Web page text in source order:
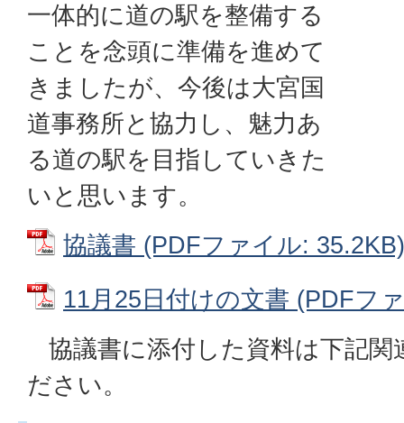
一体的に道の駅を整備する
ことを念頭に準備を進めて
きましたが、今後は大宮国
道事務所と協力し、魅力あ
る道の駅を目指していきた
いと思います。
協議書 (PDFファイル: 35.2KB)
11月25日付けの文書 (PDFフ
協議書に添付した資料は下記関
ださい。